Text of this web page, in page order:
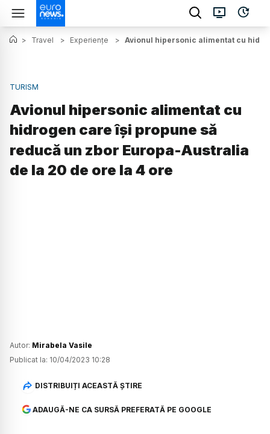
> Travel > Experiențe > Avionul hipersonic alimentat cu
TURISM
Avionul hipersonic alimentat cu
hidrogen care își propune să
reducă un zbor Europa-Australia
de la 20 de ore la 4 ore
Autor: Mirabela Vasile
Publicat la: 10/04/2023 10:28
DISTRIBUIȚI ACEASTĂ ȘTIRE
ADAUGĂ-NE CA SURSĂ PREFERATĂ PE GOOGLE